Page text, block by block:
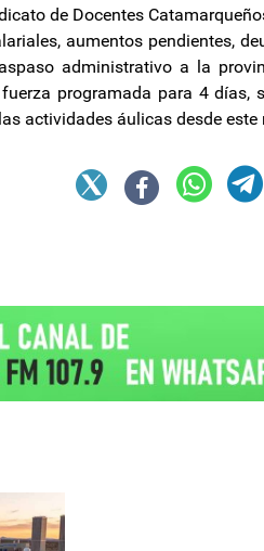
de Docentes
aumentos pendientes,
administrativo a la
programada para 4 días,
actividades áulicas desde este